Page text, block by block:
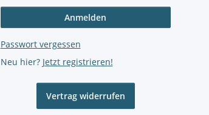
Anmelden
Passwort vergessen
Neu hier? Jetzt registrieren!
Vertrag widerrufen